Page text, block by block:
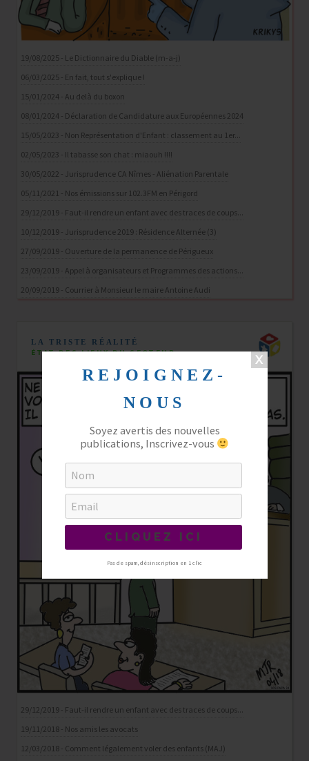
REJOIGNEZ-
NOUS
Soyez avertis des nouvelles
publications, Inscrivez-vous
Pas de spam, désinscription en 1 clic
19/08/2025 - Le Dictionnaire du Diable (m-a-j)
06/03/2025 - En fait, tout s'explique !
15/01/2024 - Au delà du boxon
08/01/2024 - Déclaration de Candidature aux Européennes 2024
15/05/2023 - Non Représentation d'Enfant : classement au 1er...
02/05/2023 - Il tabasse son chat : miaouh !!!!
30/05/2022 - Jurisprudence CA Nîmes - Aliénation Parentale
05/11/2021 - Nos émissions sur 102.3FM en Périgord
29/12/2019 - Faut-il rendre un enfant avec des traces de coups...
10/12/2019 - Jurisprudence 2019 : Résidence Alternée (3)
27/09/2019 - Ouverture de la permanence de Périgueux
23/09/2019 - Appel à organisateurs et Programmes des actions...
20/09/2019 - Courrier à Monsieur le maire Antoine Audi
LA TRISTE RÉALITÉ
ÉTAT DES LIEUX DU SECTEUR
29/12/2019 - Faut-il rendre un enfant avec des traces de coups...
19/11/2018 - Nos amis les avocats
12/03/2018 - Comment légalement voler des enfants (MAJ)